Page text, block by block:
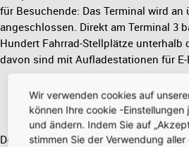
für Besuchende: Das Terminal wird an
angeschlossen. Direkt am Terminal 3
Hundert Fahrrad-Stellplätze unterhalb
davon sind mit Aufladestationen für
Der kürzlich gestartete Bau des
Wir verwenden cookies auf
können Ihre cookie -
und ändern. Indem Sie auf
stimmen Sie der Verwendung